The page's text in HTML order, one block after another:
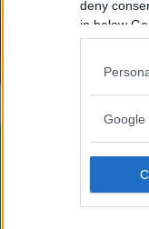
deny
in below
Google